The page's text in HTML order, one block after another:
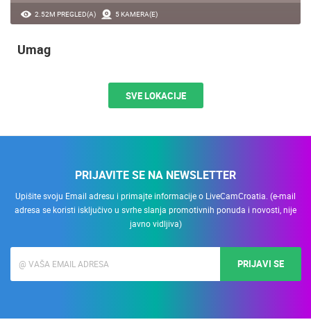
2.52M PREGLED(A) 5 KAMERA(E)
Umag
SVE LOKACIJE
PRIJAVITE SE NA NEWSLETTER
Upišite svoju Email adresu i primajte informacije o LiveCamCroatia. (e-mail
adresa se koristi isključivo u svrhe slanja promotivnih ponuda i novosti, nije
javno vidljiva)
PRIJAVI SE